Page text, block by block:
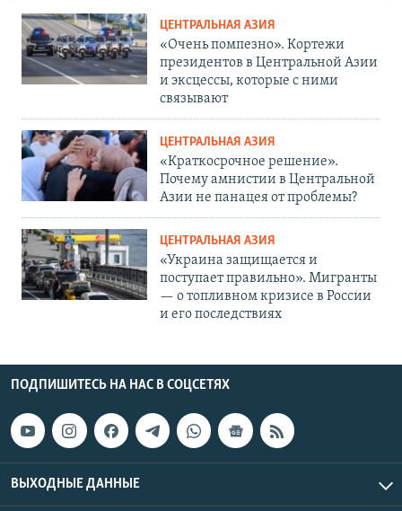
ЦЕНТРАЛЬНАЯ АЗИЯ
«Очень помпезно». Кортежи
президентов в Центральной Азии
и эксцессы, которые с ними
связывают
ЦЕНТРАЛЬНАЯ АЗИЯ
«Краткосрочное решение».
Почему амнистии в Центральной
Азии не панацея от проблемы?
ЦЕНТРАЛЬНАЯ АЗИЯ
«Украина защищается и
поступает правильно». Мигранты
— о топливном кризисе в России
и его последствиях
ПОДПИШИТЕСЬ НА НАС В СОЦСЕТЯХ
ВЫХОДНЫЕ ДАННЫЕ